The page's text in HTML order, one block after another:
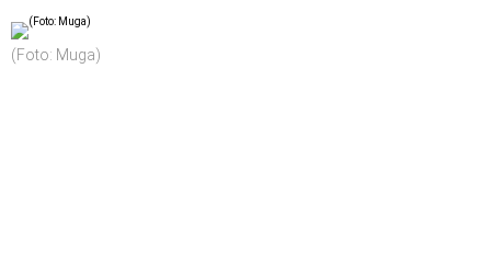
(Foto: Muga)